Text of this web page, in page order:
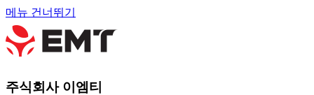
메뉴 건너뛰기
주식회사 이엠티